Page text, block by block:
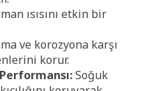
ısısını etkin bir
ve korozyona karşı
korur.
Soğuk